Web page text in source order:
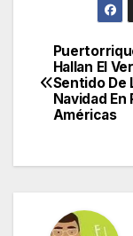
de
Hallan El
Sentido De
Navidad En
Américas